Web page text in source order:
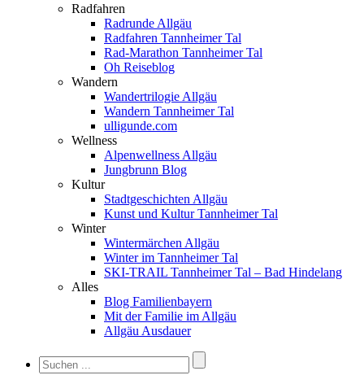
Radfahren
Radrunde Allgäu
Radfahren Tannheimer Tal
Rad-Marathon Tannheimer Tal
Oh Reiseblog
Wandern
Wandertrilogie Allgäu
Wandern Tannheimer Tal
ulligunde.com
Wellness
Alpenwellness Allgäu
Jungbrunn Blog
Kultur
Stadtgeschichten Allgäu
Kunst und Kultur Tannheimer Tal
Winter
Wintermärchen Allgäu
Winter im Tannheimer Tal
SKI-TRAIL Tannheimer Tal – Bad Hindelang
Alles
Blog Familienbayern
Mit der Familie im Allgäu
Allgäu Ausdauer